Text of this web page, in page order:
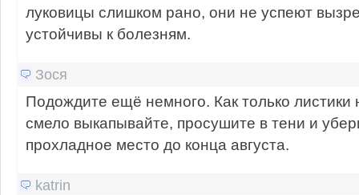
луковицы слишком рано, они не успеют
устойчивы к болезням.
Зося
Подождите ещё немного. Как только
смело выкапывайте, просушите в тени и
прохладное место до конца августа.
katrin